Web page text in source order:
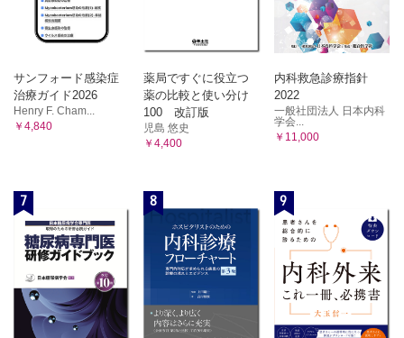
サンフォード感染症
治療ガイド2026
Henry F. Cham...
￥4,840
薬局ですぐに役立つ
薬の比較と使い分け
100 改訂版
児島 悠史
￥4,400
内科救急診療指針
2022
一般社団法人 日本内科
学会...
￥11,000
7 8 9